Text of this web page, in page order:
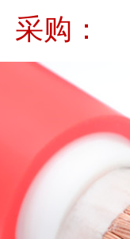
购：